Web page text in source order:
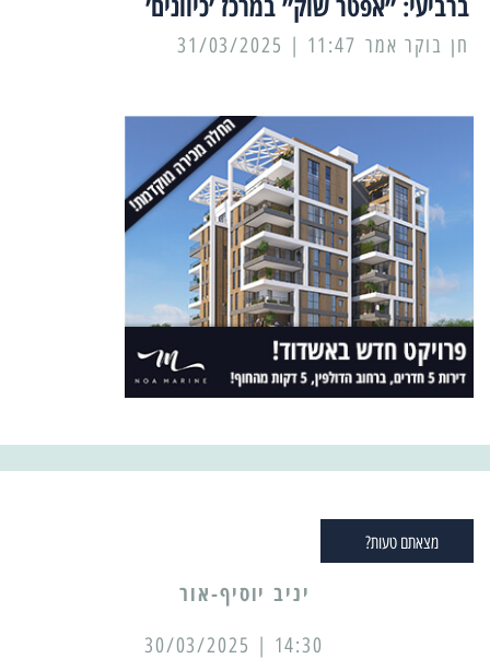
11:47 | 31/03/2025
מצאתם טעות?
יניב יוסיף-אור
14:30 | 30/03/2025